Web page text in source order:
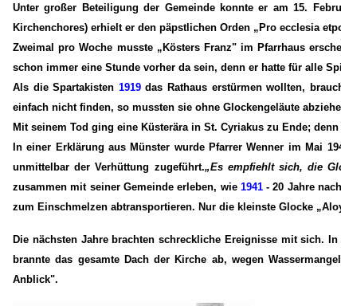
Unter großer Beteiligung der Gemeinde konnte er am 15.
Kirchenchores) erhielt er den päpstlichen Orden „Pro ecclesia
Zweimal pro Woche musste „Kösters Franz" im Pfarrhaus
schon immer eine Stunde vorher da sein, denn er hatte für alle
Als die Spartakisten 1919das Rathaus erstürmen wollten,
einfach nicht finden, so mussten sie ohne Glockengeläute
Mit seinem Tod ging eine Küsterära in St. Cyriakus zu Ende;
In einer Erklärung aus Münster wurde Pfarrer Wenner im Mai
unmittelbar der Verhüttung zugeführt.„Es empfiehlt sich, die
zusammen mit seiner Gemeinde erleben, wie 1941- 20 Jahre
zum Einschmelzen abtransportieren. Nur die kleinste Glocke
Die nächsten Jahre brachten schreckliche Ereignisse mit sich.
brannte das gesamte Dach der Kirche ab, wegen
Anblick".